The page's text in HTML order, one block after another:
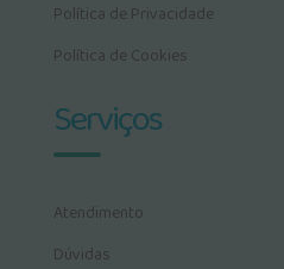
Política de Privacidade
Política de Cookies
Serviços
Atendimento
Dúvidas